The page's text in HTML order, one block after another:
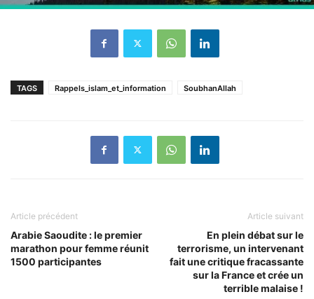
TAGS Rappels_islam_et_information SoubhanAllah
Article précédent
Arabie Saoudite : le premier
marathon pour femme réunit
1500 participantes
Article suivant
En plein débat sur le
terrorisme, un intervenant
fait une critique fracassante
sur la France et crée un
terrible malaise !